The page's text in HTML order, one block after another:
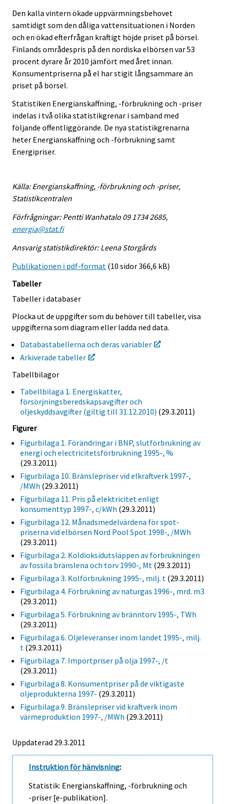
Den kalla vintern ökade uppvärmningsbehovet
samtidigt som den dåliga vattensituationen i Norden
och en ökad efterfrågan kraftigt höjde priset på börsel.
Finlands områdespris på den nordiska elbörsen var 53
procent dyrare år 2010 jämfört med året innan.
Konsumentpriserna på el har stigit långsammare än
priset på börsel.
Statistiken Energianskaffning, -förbrukning och -priser
indelas i två olika statistikgrenar i samband med
följande offentliggörande. De nya statistikgrenarna
heter Energianskaffning och -förbrukning samt
Energipriser.
Källa: Energianskaffning, -förbrukning och -priser,
Statistikcentralen
Förfrågningar: Pentti Wanhatalo 09 1734 2685,
energia@stat.fi
Ansvarig statistikdirektör: Leena Storgårds
Publikationen i pdf-format (10 sidor 366,6 kB)
Tabeller
Tabeller i databaser
Plocka ut de uppgifter som du behöver till tabeller, visa
uppgifterna som diagram eller ladda ned data.
Databastabellerna och deras variabler
Arkiverade tabeller
Tabellbilagor
Tabellbilaga 1. Energiskatter,
försörjningsberedskapsavgifter och
oljeskyddsavgifter (giltig till 31.12.2010) (29.3.2011)
Figurer
Figurbilaga 1. Förändringar i BNP, slutförbrukning av
energi och electricitetsförbrukning 1995-, %
(29.3.2011)
Figurbilaga 10. Bränslepriser vid elkraftverk 1997-,
/MWh (29.3.2011)
Figurbilaga 11. Pris på elektricitet enligt
konsumenttyp 1997-, c/kWh (29.3.2011)
Figurbilaga 12. Månadsmedelvärdena för spot-
priserna vid elbörsen Nord Pool Spot 1998-, /MWh
(29.3.2011)
Figurbilaga 2. Koldioksidutsläppen av förbrukningen
av fossila bränslena och torv 1990-, Mt (29.3.2011)
Figurbilaga 3. Kolförbrukning 1995-, milj. t (29.3.2011)
Figurbilaga 4. Förbrukning av naturgas 1996-, mrd. m3
(29.3.2011)
Figurbilaga 5. Förbrukning av bränntorv 1995-, TWh
(29.3.2011)
Figurbilaga 6. Oljeleveranser inom landet 1995-, milj.
t (29.3.2011)
Figurbilaga 7. Importpriser på olja 1997-, /t
(29.3.2011)
Figurbilaga 8. Konsumentpriser på de viktigaste
oljeprodukterna 1997- (29.3.2011)
Figurbilaga 9. Bränslepriser vid kraftverk inom
värmeproduktion 1997-, /MWh (29.3.2011)
Uppdaterad 29.3.2011
Instruktion för hänvisning:
Statistik: Energianskaffning, -förbrukning och
-priser [e-publikation].